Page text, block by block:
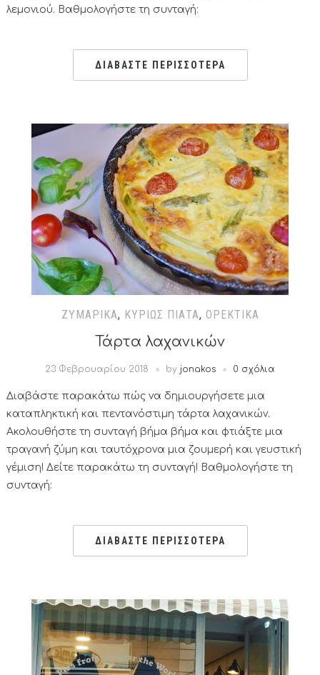
λεμονιού. Βαθμολογήστε τη συνταγή:
ΔΙΑΒΑΣΤΕ ΠΕΡΙΣΣΟΤΕΡΑ
ΖΥΜΑΡΙΚΆ, ΚΥΡΊΩΣ ΠΙΆΤΑ, ΟΡΕΚΤΙΚΆ
Τάρτα λαχανικών
23 Φεβρουαρίου 2018 by jonakos 0 σχόλια
Διαβάστε παρακάτω πώς να δημιουργήσετε μια
καταπληκτική και πεντανόστιμη τάρτα λαχανικών.
Ακολουθήστε τη συνταγή βήμα βήμα και φτιάξτε μια
τραγανή ζύμη και ταυτόχρονα μια ζουμερή και γευστική
γέμιση! Δείτε παρακάτω τη συνταγή! Βαθμολογήστε τη
συνταγή:
ΔΙΑΒΑΣΤΕ ΠΕΡΙΣΣΟΤΕΡΑ